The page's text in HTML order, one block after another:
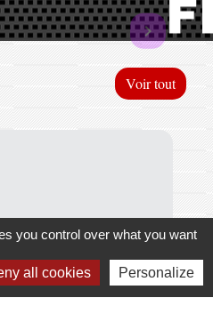
chevron_right Next
Voir tout
you control over what you want
all cookies Personalize